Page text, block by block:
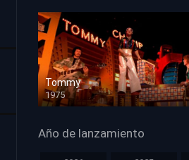
Tommy
1975
HD 1080p
Año de lanzamiento